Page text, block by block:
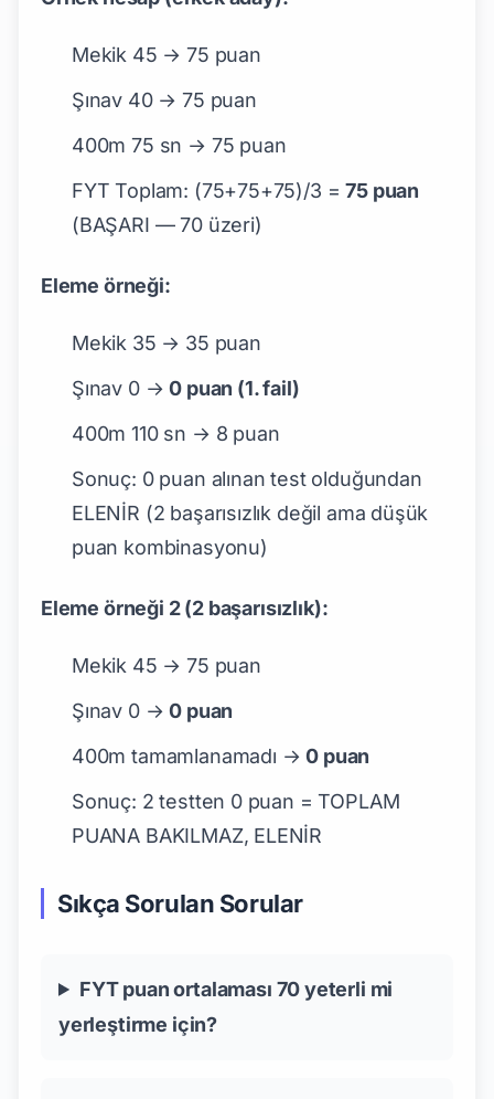
Mekik 45 → 75 puan
Şınav 40 → 75 puan
400m 75 sn → 75 puan
FYT Toplam: (75+75+75)/3 =75 puan
(BAŞARI — 70 üzeri)
Eleme örneği:
Mekik 35 → 35 puan
Şınav 0 →0 puan (1. fail)
400m 110 sn → 8 puan
Sonuç: 0 puan alınan test olduğundan
ELENİR (2 başarısızlık değil ama düşük
puan kombinasyonu)
Eleme örneği 2 (2 başarısızlık):
Mekik 45 → 75 puan
Şınav 0 →0 puan
400m tamamlanamadı →0 puan
Sonuç: 2 testten 0 puan = TOPLAM
PUANA BAKILMAZ, ELENİR
Sıkça Sorulan Sorular
FYT puan ortalaması 70 yeterli mi
yerleştirme için?